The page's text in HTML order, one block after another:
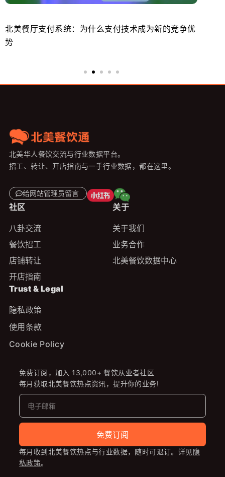
北美餐厅支付系统：为什么支付技术成为新的竞争优
势
北美华人餐饮交流与行业数据平台。
招工、转让、开店指南与一手行业数据，都在这里。
给网站管理员留言
社区
八卦交流
餐饮招工
店铺转让
开店指南
关于
关于我们
业务合作
北美餐饮数据中心
Trust & Legal
隐私政策
使用条款
Cookie Policy
免费订阅，加入 13,000+ 餐饮从业者社区
每月获取北美餐饮热点资讯，提升你的业务!
免费订阅
每月收到北美餐饮热点与行业数据，随时可退订。详见隐
私政策。